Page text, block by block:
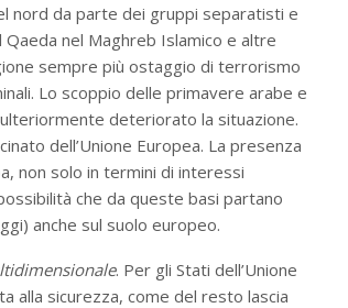
nord da parte dei gruppi separatisti e
nel Maghreb Islamico e altre
sempre più ostaggio di terrorismo
Lo scoppio delle primavere arabe e
deteriorato la situazione.
dell’Unione Europea. La presenza
non solo in termini di interessi
che da queste basi partano
anche sul suolo europeo.
. Per gli Stati dell’Unione
alla sicurezza, come del resto lascia